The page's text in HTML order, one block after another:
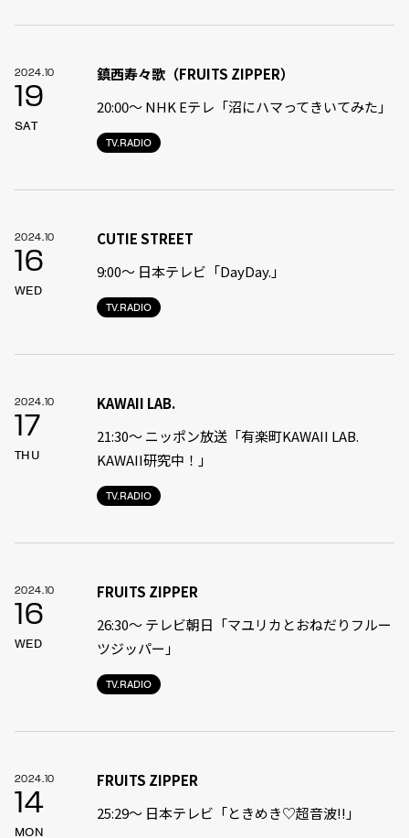
2024.10
19
SAT
TV.RADIO
鎮西寿々歌（FRUITS ZIPPER）
20:00～ NHK Eテレ「沼にハマってきいてみた」
2024.10
16
WED
TV.RADIO
CUTIE STREET
9:00〜 日本テレビ「DayDay.」
2024.10
17
THU
TV.RADIO
KAWAII LAB.
21:30〜 ニッポン放送「有楽町KAWAII LAB.
KAWAII研究中！」
2024.10
16
WED
TV.RADIO
FRUITS ZIPPER
26:30～ テレビ朝日「マユリカとおねだりフルー
ツジッパー」
2024.10
14
MON
FRUITS ZIPPER
25:29〜 日本テレビ「ときめき♡超音波‼︎」